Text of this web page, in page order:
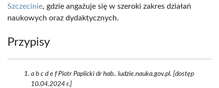
Szczecinie, gdzie angażuje się w szeroki zakres działań
naukowych oraz dydaktycznych.
Przypisy
a b c d e f Piotr Paplicki dr hab.. ludzie.nauka.gov.pl. [dostęp
10.04.2024 r.]